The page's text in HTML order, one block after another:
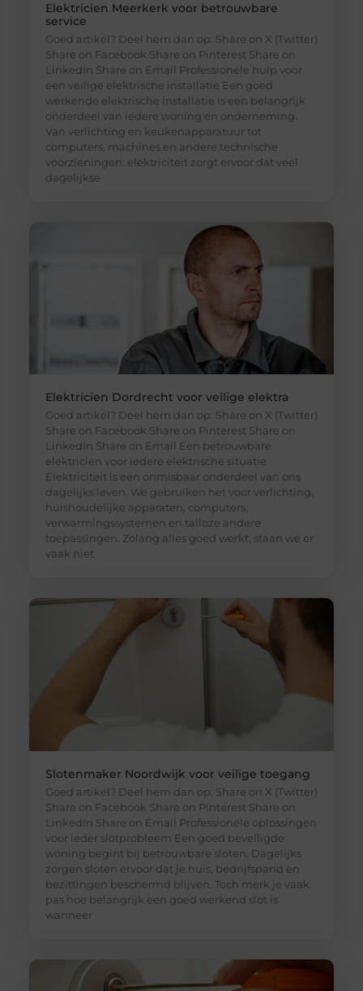
Elektricien Meerkerk voor betrouwbare
service
Goed artikel? Deel hem dan op: Share on X (Twitter)
Share on Facebook Share on Pinterest Share on
LinkedIn Share on Email Professionele hulp voor
een veilige elektrische installatie Een goed
werkende elektrische installatie is een belangrijk
onderdeel van iedere woning en onderneming.
Van verlichting en keukenapparatuur tot
computers, machines en andere technische
voorzieningen: elektriciteit zorgt ervoor dat veel
dagelijkse
Elektricien Dordrecht voor veilige elektra
Goed artikel? Deel hem dan op: Share on X (Twitter)
Share on Facebook Share on Pinterest Share on
LinkedIn Share on Email Een betrouwbare
elektricien voor iedere elektrische situatie
Elektriciteit is een onmisbaar onderdeel van ons
dagelijks leven. We gebruiken het voor verlichting,
huishoudelijke apparaten, computers,
verwarmingssystemen en talloze andere
toepassingen. Zolang alles goed werkt, staan we er
vaak niet
Slotenmaker Noordwijk voor veilige toegang
Goed artikel? Deel hem dan op: Share on X (Twitter)
Share on Facebook Share on Pinterest Share on
LinkedIn Share on Email Professionele oplossingen
voor ieder slotprobleem Een goed beveiligde
woning begint bij betrouwbare sloten. Dagelijks
zorgen sloten ervoor dat je huis, bedrijfspand en
bezittingen beschermd blijven. Toch merk je vaak
pas hoe belangrijk een goed werkend slot is
wanneer